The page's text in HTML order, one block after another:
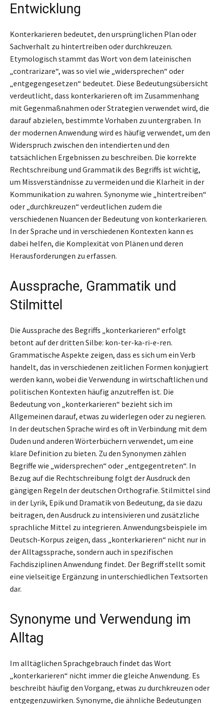
Entwicklung
Konterkarieren bedeutet, den ursprünglichen Plan oder
Sachverhalt zu hintertreiben oder durchkreuzen.
Etymologisch stammt das Wort von dem lateinischen
„contrarizare“, was so viel wie „widersprechen“ oder
„entgegengesetzen“ bedeutet. Diese Bedeutungsübersicht
verdeutlicht, dass konterkarieren oft im Zusammenhang
mit Gegenmaßnahmen oder Strategien verwendet wird, die
darauf abzielen, bestimmte Vorhaben zu untergraben. In
der modernen Anwendung wird es häufig verwendet, um den
Widerspruch zwischen den intendierten und den
tatsächlichen Ergebnissen zu beschreiben. Die korrekte
Rechtschreibung und Grammatik des Begriffs ist wichtig,
um Missverständnisse zu vermeiden und die Klarheit in der
Kommunikation zu wahren. Synonyme wie „hintertreiben“
oder „durchkreuzen“ verdeutlichen zudem die
verschiedenen Nuancen der Bedeutung von konterkarieren.
In der Sprache und in verschiedenen Kontexten kann es
dabei helfen, die Komplexität von Plänen und deren
Herausforderungen zu erfassen.
Aussprache, Grammatik und
Stilmittel
Die Aussprache des Begriffs „konterkarieren“ erfolgt
betont auf der dritten Silbe: kon-ter-ka-ri-e-ren.
Grammatische Aspekte zeigen, dass es sich um ein Verb
handelt, das in verschiedenen zeitlichen Formen konjugiert
werden kann, wobei die Verwendung in wirtschaftlichen und
politischen Kontexten häufig anzutreffen ist. Die
Bedeutung von „konterkarieren“ bezieht sich im
Allgemeinen darauf, etwas zu widerlegen oder zu negieren.
In der deutschen Sprache wird es oft in Verbindung mit dem
Duden und anderen Wörterbüchern verwendet, um eine
klare Definition zu bieten. Zu den Synonymen zählen
Begriffe wie „widersprechen“ oder „entgegentreten“. In
Bezug auf die Rechtschreibung folgt der Ausdruck den
gängigen Regeln der deutschen Orthografie. Stilmittel sind
in der Lyrik, Epik und Dramatik von Bedeutung, da sie dazu
beitragen, den Ausdruck zu intensivieren und zusätzliche
sprachliche Mittel zu integrieren. Anwendungsbeispiele im
Deutsch-Korpus zeigen, dass „konterkarieren“ nicht nur in
der Alltagssprache, sondern auch in spezifischen
Fachdisziplinen Anwendung findet. Der Begriff stellt somit
eine vielseitige Ergänzung in unterschiedlichen Textsorten
dar.
Synonyme und Verwendung im
Alltag
Im alltäglichen Sprachgebrauch findet das Wort
„konterkarieren“ nicht immer die gleiche Anwendung. Es
beschreibt häufig den Vorgang, etwas zu durchkreuzen oder
entgegenzuwirken. Synonyme, die ähnliche Bedeutungen